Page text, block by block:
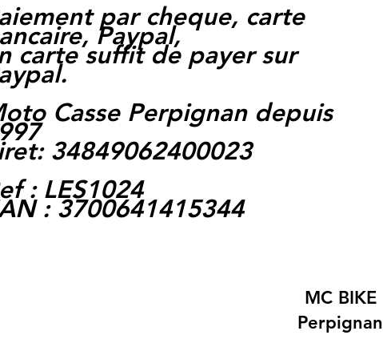
par cheque, carte
Paypal,
carte suffit de payer sur
Casse Perpignan depuis
34849062400023
: LES1024
: 3700641415344
MC BIKE
Perpignan